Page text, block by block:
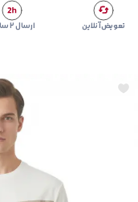
تعویض آنلاین ارسال ۲ ساعته